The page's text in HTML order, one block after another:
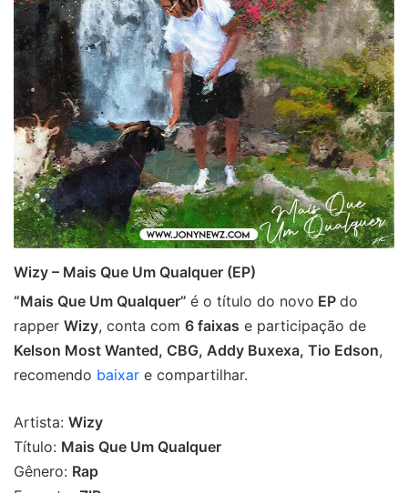
Wizy – Mais Que Um Qualquer (EP)
“Mais Que Um Qualquer” é o título do novo EP do
rapper Wizy, conta com 6 faixas e participação de
Kelson Most Wanted, CBG, Addy Buxexa, Tio Edson,
recomendo baixar e compartilhar.
Artista: Wizy
Título: Mais Que Um Qualquer
Gênero: Rap